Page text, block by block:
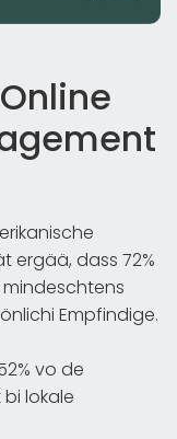
ergää, dass 72%
Empfindige.
vo de
lokale